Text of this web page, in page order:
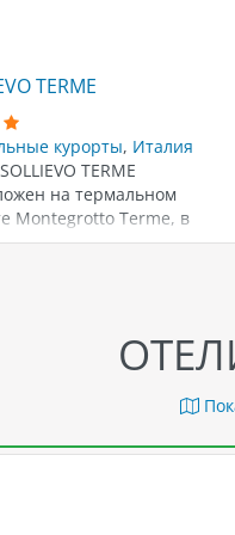
TERME
курорты, Италия
TERME
на термальном
Montegrotto Terme, в
Венето, Италия. Это